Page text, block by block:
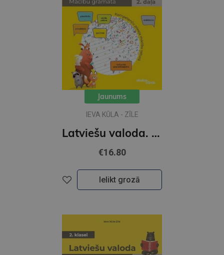
Jaunums
IEVA KŪLA - ZĪLE
Latviešu valoda. Skolēna grāmata 2. klasei 2 daļa
€16.80
Ielikt grozā